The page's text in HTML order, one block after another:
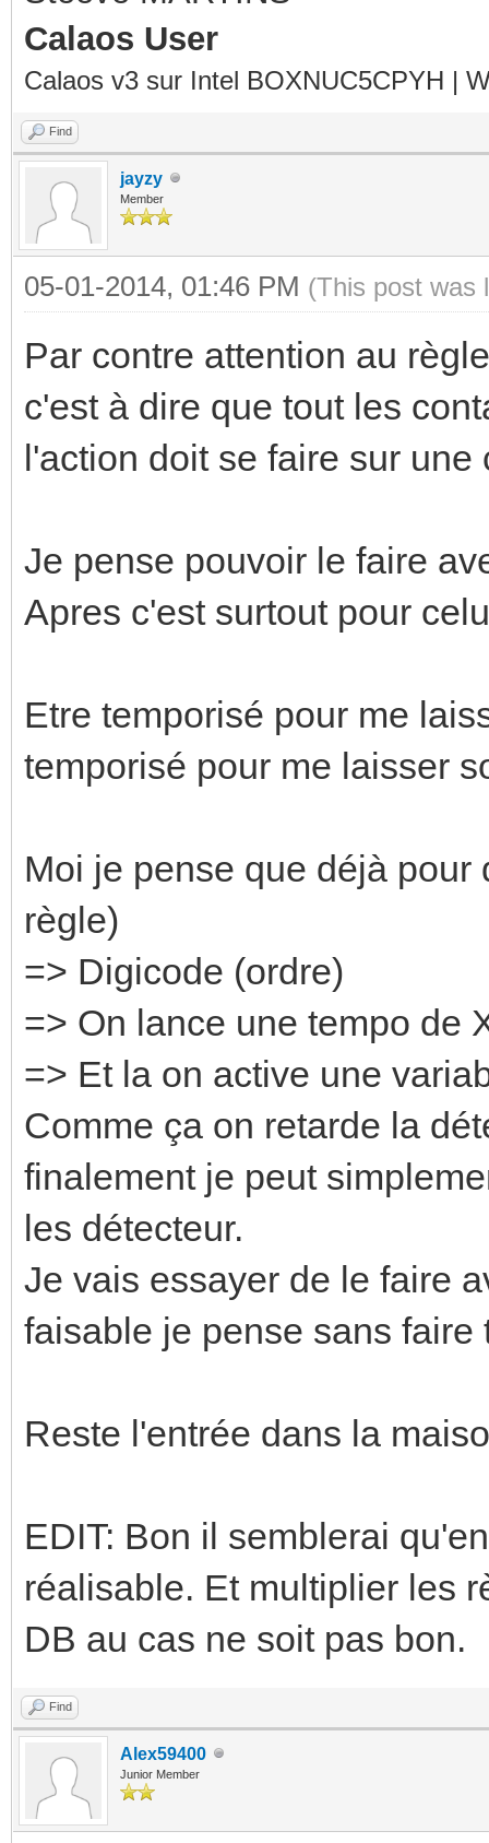
Calaos User
Calaos v3 sur Intel BOXNUC5CPYH |
Find
jayzy
Member
05-01-2014, 01:46 PM (This post was
Par contre attention au
c'est à dire que tout les
l'action doit se faire sur une
Je pense pouvoir le faire
Apres c'est surtout pour
Etre temporisé pour me
temporisé pour me laisser
Moi je pense que déjà
règle)
=> Digicode (ordre)
=> On lance une tempo de
=> Et la on active une
Comme ça on retarde la
finalement je peut
les détecteur.
Je vais essayer de le faire
faisable je pense sans faire
Reste l'entrée dans la
EDIT: Bon il semblerai
réalisable. Et multiplier les
DB au cas ne soit pas bon.
Find
Alex59400
Junior Member